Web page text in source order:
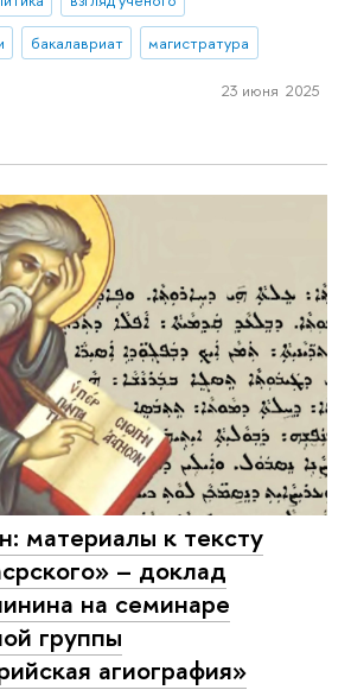
бакалавриат магистратура
23 июня 2025
материалы к тексту
– доклад
на семинаре
группы
агиография»